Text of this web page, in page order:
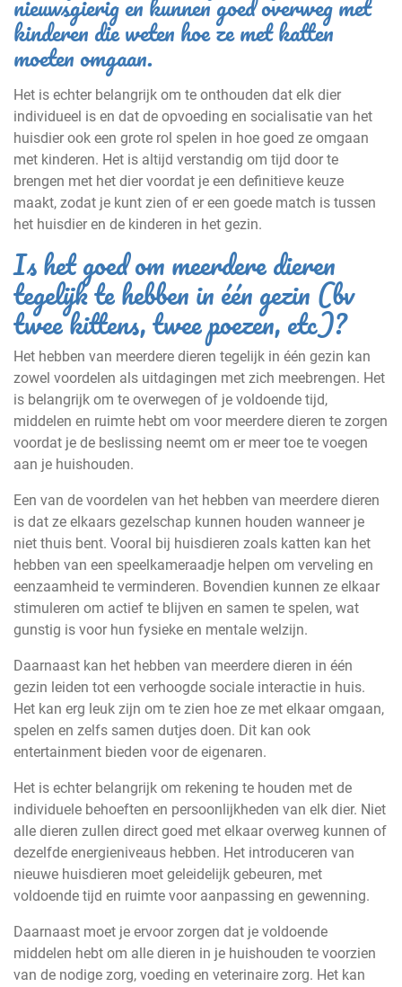
kinderen die weten hoe ze met katten
moeten omgaan.
Het is echter belangrijk om te onthouden dat elk dier
individueel is en dat de opvoeding en socialisatie van het
huisdier ook een grote rol spelen in hoe goed ze omgaan
met kinderen. Het is altijd verstandig om tijd door te
brengen met het dier voordat je een definitieve keuze
maakt, zodat je kunt zien of er een goede match is tussen
het huisdier en de kinderen in het gezin.
Is het goed om meerdere dieren
tegelijk te hebben in één gezin (bv
twee kittens, twee poezen, etc)?
Het hebben van meerdere dieren tegelijk in één gezin kan
zowel voordelen als uitdagingen met zich meebrengen. Het
is belangrijk om te overwegen of je voldoende tijd,
middelen en ruimte hebt om voor meerdere dieren te zorgen
voordat je de beslissing neemt om er meer toe te voegen
aan je huishouden.
Een van de voordelen van het hebben van meerdere dieren
is dat ze elkaars gezelschap kunnen houden wanneer je
niet thuis bent. Vooral bij huisdieren zoals katten kan het
hebben van een speelkameraadje helpen om verveling en
eenzaamheid te verminderen. Bovendien kunnen ze elkaar
stimuleren om actief te blijven en samen te spelen, wat
gunstig is voor hun fysieke en mentale welzijn.
Daarnaast kan het hebben van meerdere dieren in één
gezin leiden tot een verhoogde sociale interactie in huis.
Het kan erg leuk zijn om te zien hoe ze met elkaar omgaan,
spelen en zelfs samen dutjes doen. Dit kan ook
entertainment bieden voor de eigenaren.
Het is echter belangrijk om rekening te houden met de
individuele behoeften en persoonlijkheden van elk dier. Niet
alle dieren zullen direct goed met elkaar overweg kunnen of
dezelfde energieniveaus hebben. Het introduceren van
nieuwe huisdieren moet geleidelijk gebeuren, met
voldoende tijd en ruimte voor aanpassing en gewenning.
Daarnaast moet je ervoor zorgen dat je voldoende
middelen hebt om alle dieren in je huishouden te voorzien
van de nodige zorg, voeding en veterinaire zorg. Het kan